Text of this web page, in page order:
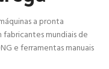
a pronta
mundiais de
e ferramentas manuais